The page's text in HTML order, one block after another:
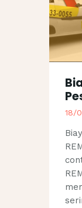
18/